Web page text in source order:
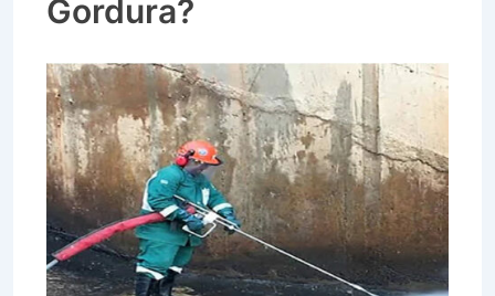
Gordura?